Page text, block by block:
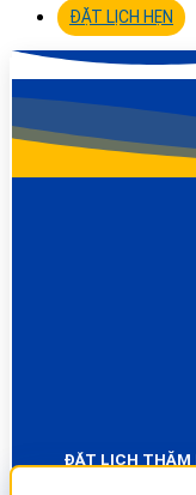
ĐẶT LỊCH HẸN
ĐẶT LỊCH THĂM